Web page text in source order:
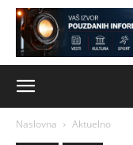
Naslovna Aktuelno